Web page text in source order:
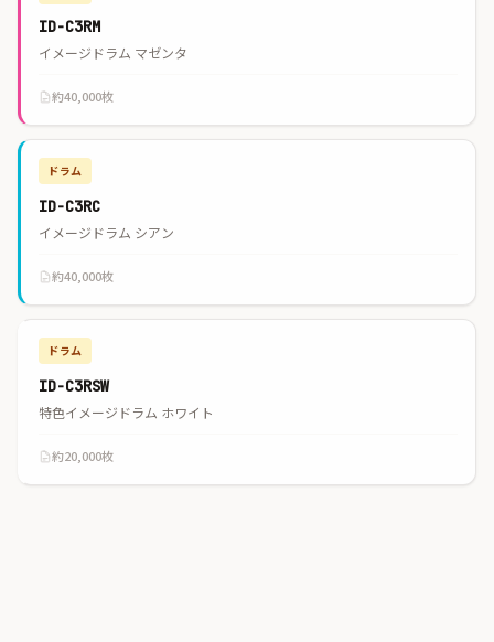
ID-C3RM
イメージドラム マゼンタ
約40,000枚
ドラム
ID-C3RC
イメージドラム シアン
約40,000枚
ドラム
ID-C3RSW
特色イメージドラム ホワイト
約20,000枚